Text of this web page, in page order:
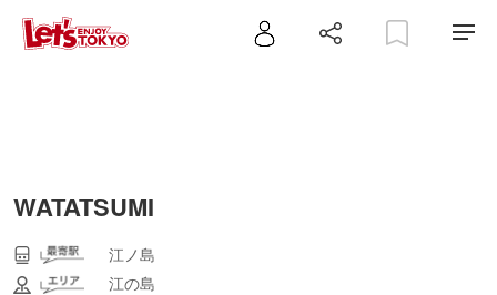
WATATSUMI
江ノ島
江の島